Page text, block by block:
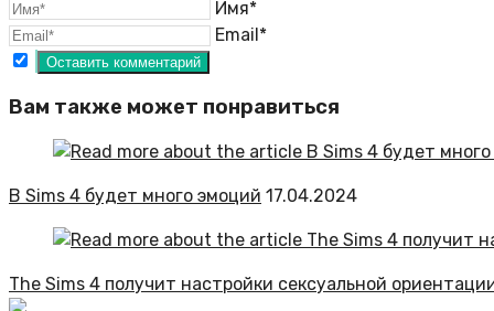
Имя*
Email*
Вам также может понравиться
В Sims 4 будет много эмоций 17.04.2024
The Sims 4 получит настройки сексуальной